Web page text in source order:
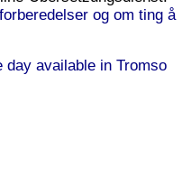
og om ting å
day available in Tromso